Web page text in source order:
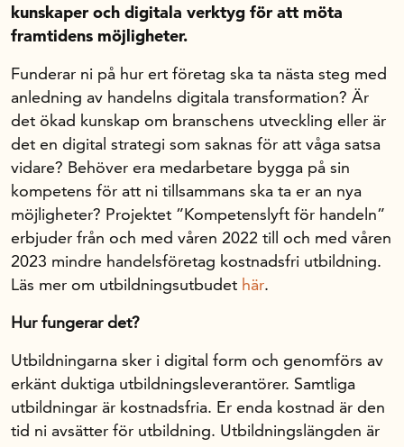
In English
kunskaper och digitala verktyg för att möta
framtidens möjligheter.
Funderar ni på hur ert företag ska ta nästa steg med
anledning av handelns digitala transformation? Är
det ökad kunskap om branschens utveckling eller är
det en digital strategi som saknas för att våga satsa
vidare? Behöver era medarbetare bygga på sin
kompetens för att ni tillsammans ska ta er an nya
möjligheter? Projektet ”Kompetenslyft för handeln”
erbjuder från och med våren 2022 till och med våren
2023 mindre handelsföretag kostnadsfri utbildning.
Läs mer om utbildningsutbudet här.
Hur fungerar det?
Utbildningarna sker i digital form och genomförs av
erkänt duktiga utbildningsleverantörer. Samtliga
utbildningar är kostnadsfria. Er enda kostnad är den
tid ni avsätter för utbildning. Utbildningslängden är